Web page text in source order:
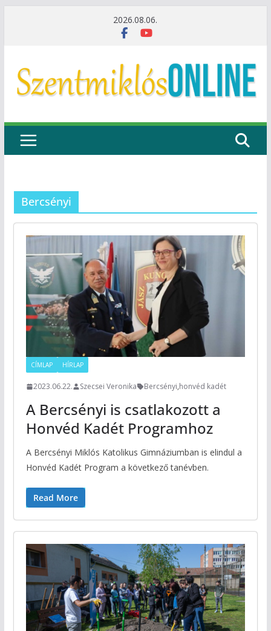
2026.08.06.
Bercsényi
CÍMLAP HÍRLAP
2023.06.22. Szecsei Veronika Bercsényi,honvéd kadét
A Bercsényi is csatlakozott a
Honvéd Kadét Programhoz
A Bercsényi Miklós Katolikus Gimnáziumban is elindul a
Honvéd Kadét Program a következő tanévben.
Read More